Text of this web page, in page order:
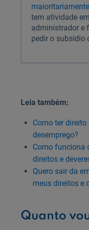
tem atividade
administrador e
pedir o subsídio
Leia também:
Como ter
desemprego?
Como funciona
direitos e
Quero sair da
meus direitos e
Quanto